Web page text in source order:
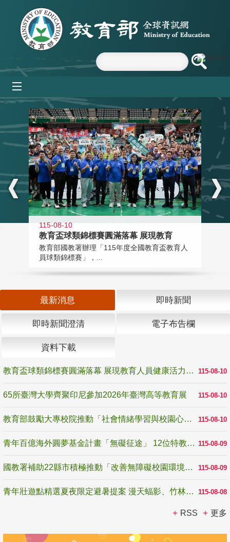
跳到主要內容區塊
:::
115-08-10
教育盃球類錦標賽圓滿落幕 展現教育
教育部國教署辦理「115年度全國教育盃教育人
員球類錦標賽」，...
最新消息 即時新聞
即時新聞澄清 電子布告欄
資料下載
115-08-10
教育盃球類錦標賽圓滿落幕 展現教育人員健康活力與團隊精神
115-08-10
65所臺灣大學齊聚印尼參加2026年臺灣高等教育展
115-08-10
教育部鼓勵大專校院推動「社會情緒學習與校園心理健康促進計畫」 培育校園「心」韌性
115-08-09
青年百億海外圓夢基金計畫「無礙征途」 12位特教與弱勢青年勇闖西班牙 跨越感官限制見證生命蛻變
115-08-09
國教署補助22縣市積極推動「改善無障礙校園環境計畫」 打造友善、安全、無礙學習空間
115-08-08
青年壯遊點精選夏夜限定避暑提案 漫天蝠影、竹林尋蛙、茶香夜觀 邀青年暮色出發
RSS 更多